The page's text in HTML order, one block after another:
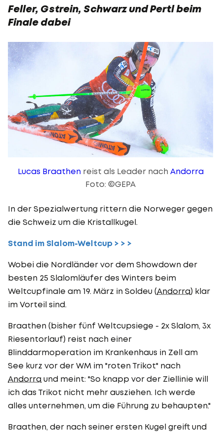
Feller, Gstrein, Schwarz und Pertl beim
Finale dabei
Lucas Braathenreist als Leader nach Andorra
Foto: ©GEPA
In der Spezialwertung rittern die Norweger gegen
die Schweiz um die Kristallkugel.
Stand im Slalom-Weltcup > > >
Wobei die Nordländer vor dem Showdown der
besten 25 Slalomläufer des Winters beim
Weltcupfinale am 19. März in Soldeu (Andorra) klar
im Vorteil sind.
Braathen (bisher fünf Weltcupsiege - 2x Slalom, 3x
Riesentorlauf) reist nach einer
Blinddarmoperation im Krankenhaus in Zell am
See kurz vor der WM im "roten Trikot" nach
Andorra und meint: "So knapp vor der Ziellinie will
ich das Trikot nicht mehr ausziehen. Ich werde
alles unternehmen, um die Führung zu behaupten."
Braathen, der nach seiner ersten Kugel greift und